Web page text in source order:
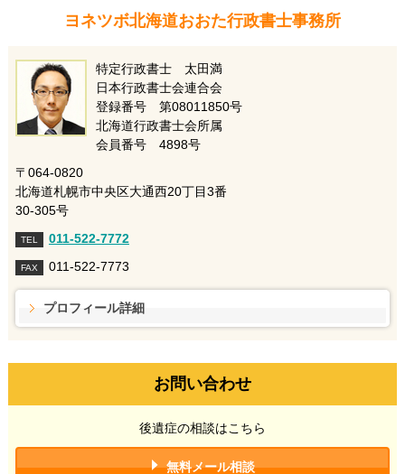
ヨネツボ北海道おおた行政書士事務所
特定行政書士 太田満
日本行政書士会連合会
登録番号 第08011850号
北海道行政書士会所属
会員番号 4898号
〒064-0820
北海道札幌市中央区大通西20丁目3番
30-305号
TEL 011-522-7772
FAX 011-522-7773
プロフィール詳細
お問い合わせ
後遺症の相談はこちら
無料メール相談